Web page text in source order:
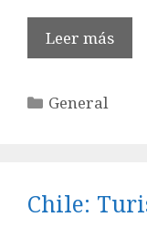
Leer más
Categorías
General
Chile: